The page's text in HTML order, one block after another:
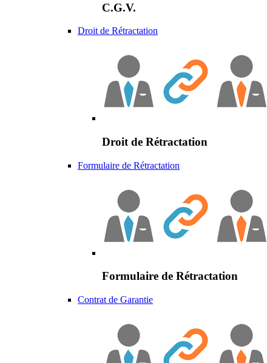
C.G.V.
Droit de Rétractation
Droit de Rétractation
Formulaire de Rétractation
Formulaire de Rétractation
Contrat de Garantie